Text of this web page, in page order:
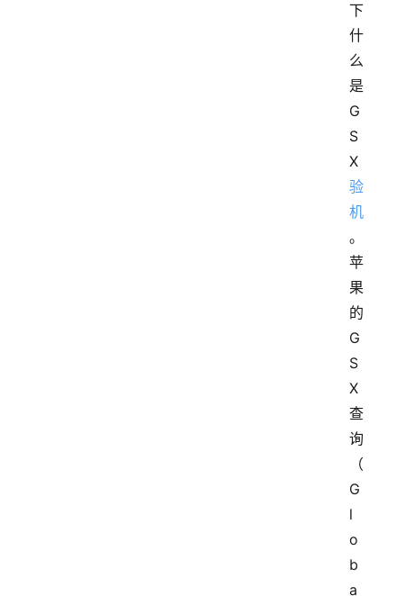
下
什
么
是
G
S
X
验
机
。
苹
果
的
G
S
X
查
询
（
G
l
o
b
a